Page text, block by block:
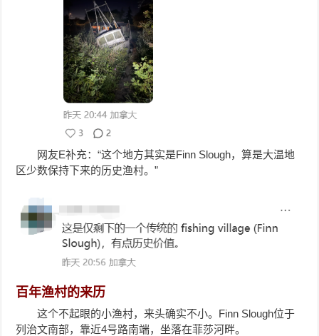
网友E补充：“这个地方其实是Finn Slough，算是大温地
区少数保持下来的历史渔村。”
百年渔村的来历
这个不起眼的小渔村，来头确实不小。Finn Slough位于
列治文南部，靠近4号路南端，坐落在菲莎河畔。